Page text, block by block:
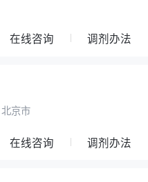
在线咨询 调剂办法
北京市
在线咨询 调剂办法